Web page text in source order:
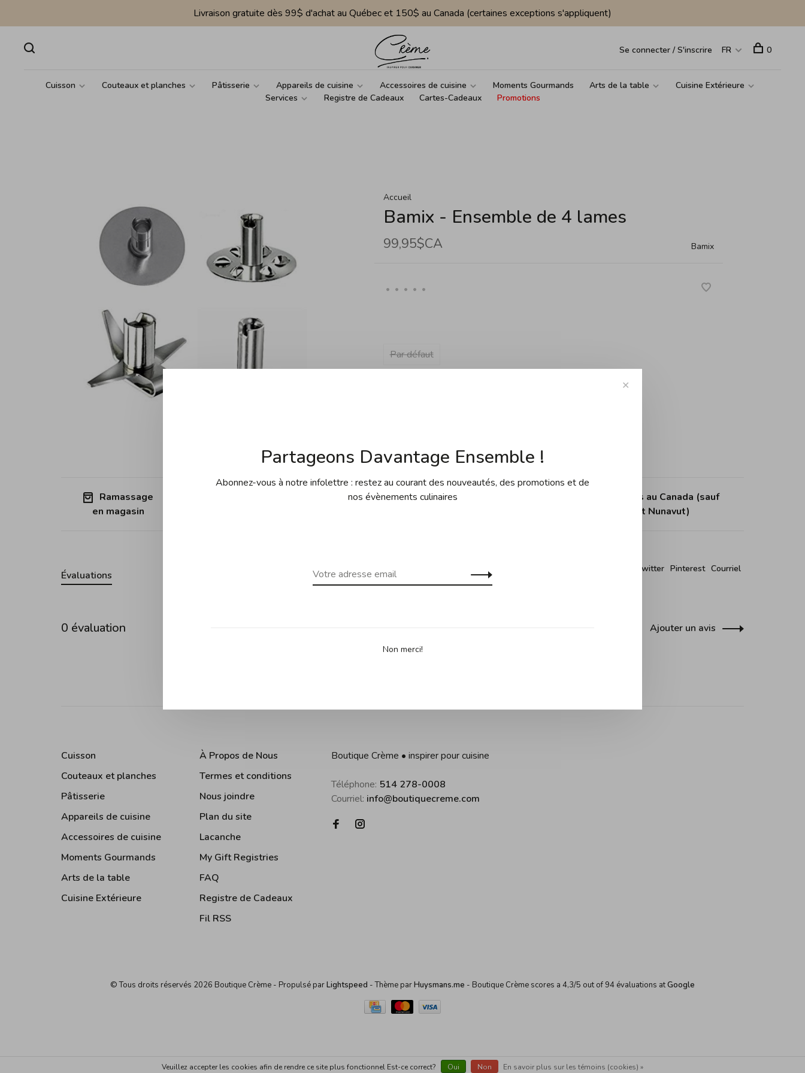
Livraison gratuite dès 99$ d'achat au Québec et 150$ au Canada (certaines exceptions s'appliquent)
Cuisson Couteaux et planches Pâtisserie Appareils de cuisine Accessoires de cuisine Moments Gourmands Arts de la table
Cuisine Extérieure
Services
Registre de Cadeaux Cartes-Cadeaux Promotions
Se connecter / S'inscrire FR 0
Accueil
Bamix - Ensemble de 4 lames
99,95$CA Bamix
• • • • •
Par défaut
Ramassage
en magasin
Expédition gratuite dès 99$ d'achats au
Expédition gratuite dès 150$ d'achats au Canada (sauf
Yukon, Territoires du Nord-Ouest et Nunavut)
Twitter Pinterest Courriel
Évaluations
0 évaluation Ajouter un avis
Cuisson
Couteaux et planches
Pâtisserie
Appareils de cuisine
Accessoires de cuisine
Moments Gourmands
Arts de la table
Cuisine Extérieure
À Propos de Nous
Termes et conditions
Nous joindre
Plan du site
Lacanche
My Gift Registries
FAQ
Registre de Cadeaux
Fil RSS
Boutique Crème • inspirer pour cuisine
Téléphone: 514 278-0008
Courriel: info@boutiquecreme.com
© Tous droits réservés 2026 Boutique Crème - Propulsé parLightspeed - Thème parHuysmans.me - Boutique Crème scores a 4,3/5 out of94 évaluations atGoogle
Veuillez accepter les cookies afin de rendre ce site plus fonctionnel Est-ce correct? Oui Non En savoir plus sur les témoins (cookies) »
✕
Partageons Davantage Ensemble !
Abonnez-vous à notre infolettre : restez au courant des nouveautés, des promotions et de
nos évènements culinaires
Non merci!